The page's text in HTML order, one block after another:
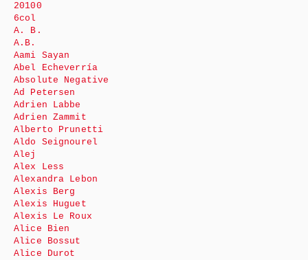
20100
6col
A. B.
A.B.
Aami Sayan
Abel Echeverría
Absolute Negative
Ad Petersen
Adrien Labbe
Adrien Zammit
Alberto Prunetti
Aldo Seignourel
Alej
Alex Less
Alexandra Lebon
Alexis Berg
Alexis Huguet
Alexis Le Roux
Alice Bien
Alice Bossut
Alice Durot